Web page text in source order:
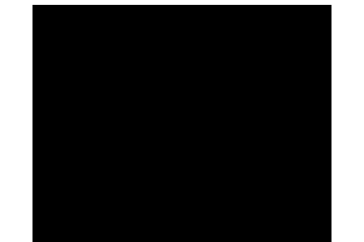
Online Lesson